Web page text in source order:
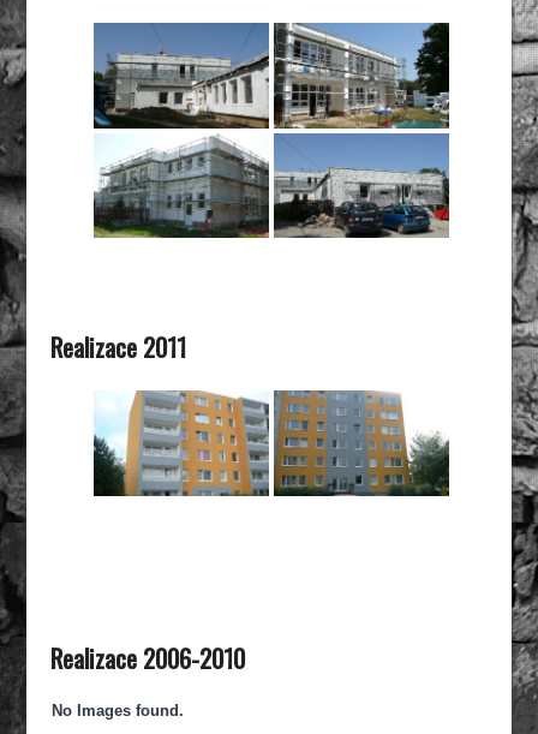
Realizace 2011
Realizace 2006-2010
No Images found.